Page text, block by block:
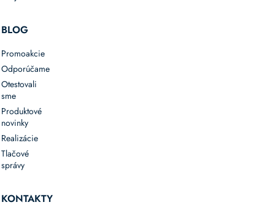
BLOG
Promoakcie
Odporúčame
Otestovali
sme
Produktové
novinky
Realizácie
Tlačové
správy
KONTAKTY